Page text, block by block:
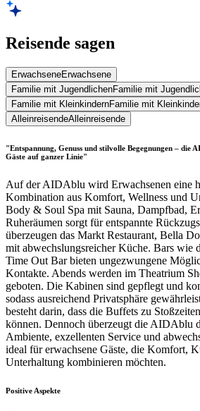
Reisende sagen
ErwachseneErwachsene
Familie mit JugendlichenFamilie mit
Familie mit KleinkindernFamilie mit
AlleinreisendeAlleinreisende
"Entspannung, Genuss und stilvolle Begegnungen – die
Gäste auf ganzer Linie"
Auf der AIDAblu wird Erwachsenen eine
Kombination aus Komfort, Wellness und
Body & Soul Spa mit Sauna, Dampfbad,
Ruheräumen sorgt für entspannte
überzeugen das Markt Restaurant, Bella
mit abwechslungsreicher Küche. Bars wie
Time Out Bar bieten ungezwungene
Kontakte. Abends werden im Theatrium
geboten. Die Kabinen sind gepflegt und
sodass ausreichend Privatsphäre
besteht darin, dass die Buffets zu
können. Dennoch überzeugt die AIDAblu
Ambiente, exzellenten Service und
ideal für erwachsene Gäste, die Komfort,
Unterhaltung kombinieren möchten.
Positive Aspekte